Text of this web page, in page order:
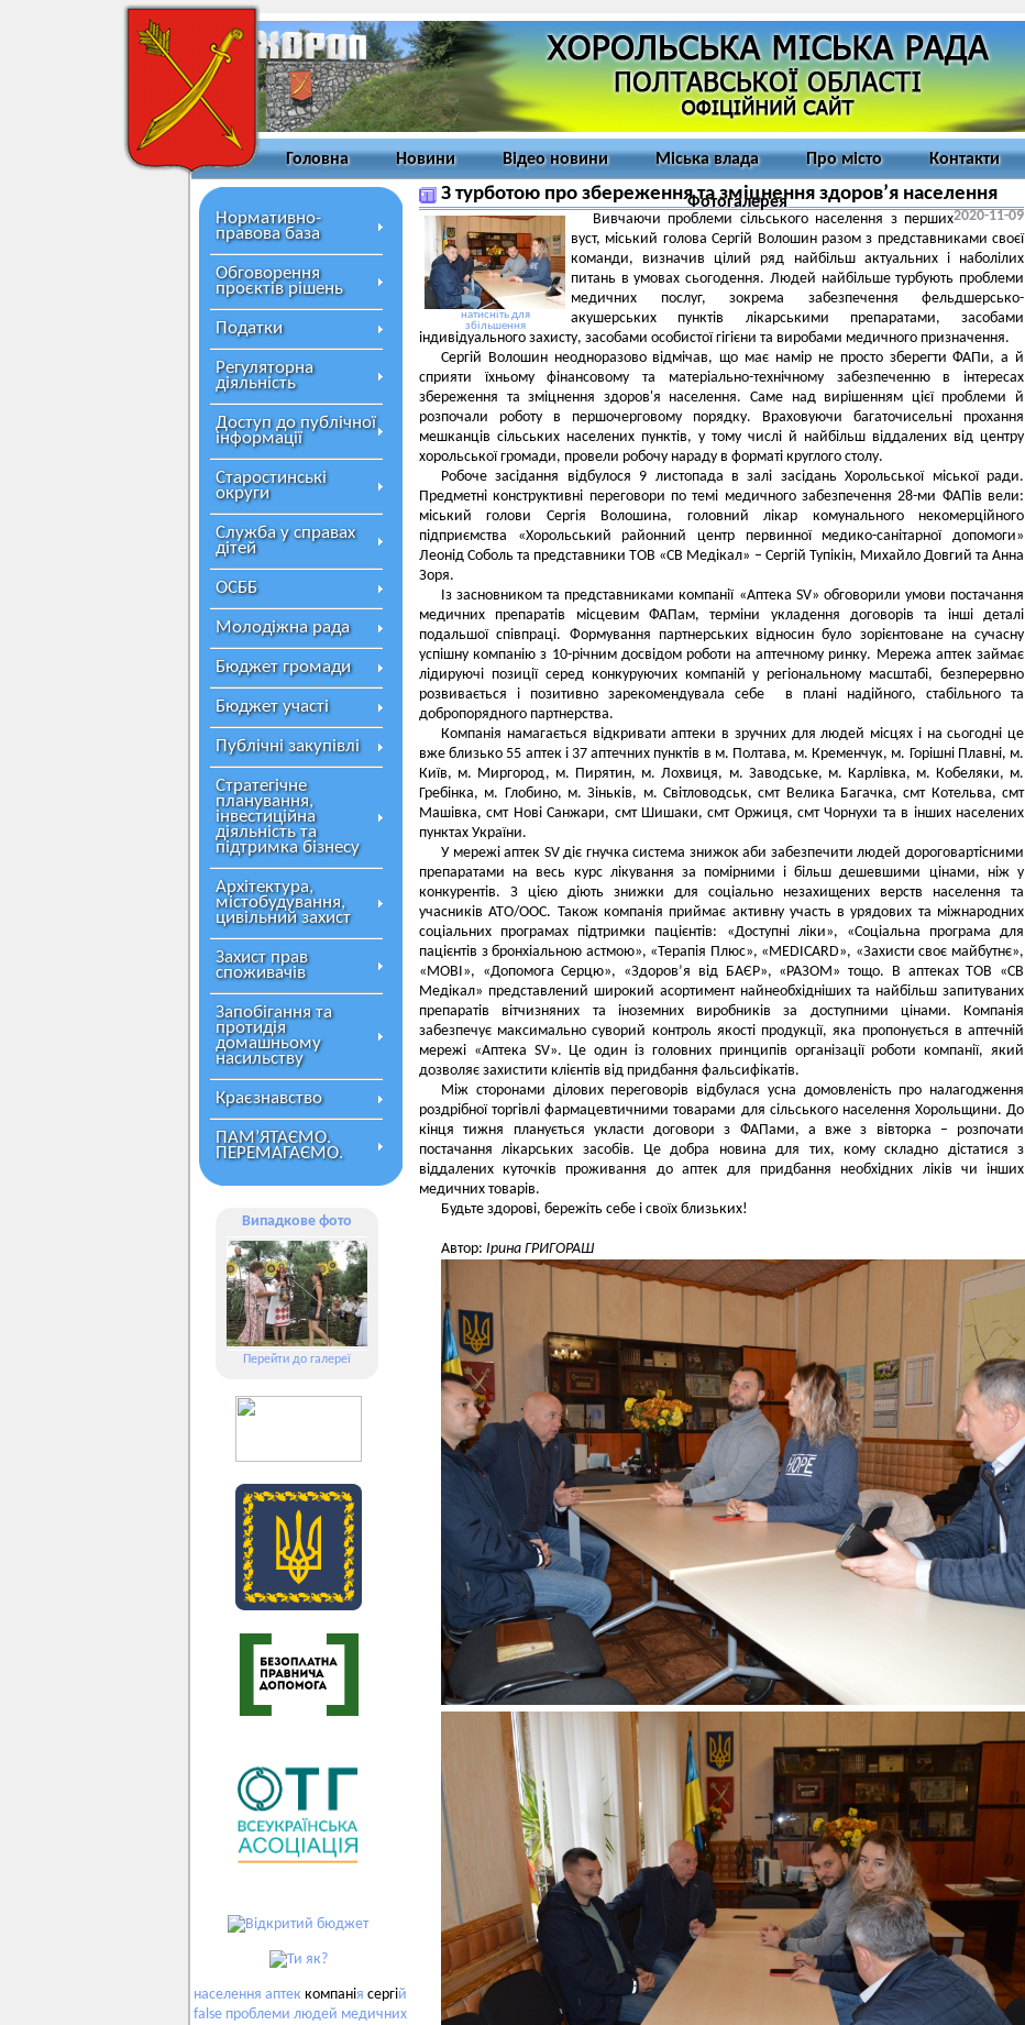
Головна Новини Відео новини Міська влада Про місто Контакти
Фотогалерея
Нормативно-
правова база
Обговорення
проєктів рішень
Податки
Регуляторна
діяльність
Доступ до публічної
інформації
Старостинські
округи
Служба у справах
дітей
ОСББ
Молодіжна рада
Бюджет громади
Бюджет участі
Публічні закупівлі
Стратегічне
планування,
інвестиційна
діяльність та
підтримка бізнесу
Архітектура,
містобудування,
цивільний захист
Захист прав
споживачів
Запобігання та
протидія
домашньому
насильству
Краєзнавство
ПАМ’ЯТАЄМО.
ПЕРЕМАГАЄМО.
Випадкове фото
Перейти до галереї
населення аптек компанія сергій
false проблеми людей медичних
З турботою про збереження та зміцнення здоров’я населення
2020-11-09
натисніть для
збільшення
Вивчаючи проблеми сільського населення з перших
вуст, міський голова Сергій Волошин разом з представниками своєї
команди, визначив цілий ряд найбільш актуальних і наболілих
питань в умовах сьогодення. Людей найбільше турбують проблеми
медичних послуг, зокрема забезпечення фельдшерсько-
акушерських пунктів лікарськими препаратами, засобами
індивідуального захисту, засобами особистої гігієни та виробами медичного призначення.
Сергій Волошин неодноразово відмічав, що має намір не просто зберегти ФАПи, а й
сприяти їхньому фінансовому та матеріально-технічному забезпеченню в інтересах
збереження та зміцнення здоров'я населення. Саме над вирішенням цієї проблеми й
розпочали роботу в першочерговому порядку. Враховуючи багаточисельні прохання
мешканців сільських населених пунктів, у тому числі й найбільш віддалених від центру
хорольської громади, провели робочу нараду в форматі круглого столу.
Робоче засідання відбулося 9 листопада в залі засідань Хорольської міської ради.
Предметні конструктивні переговори по темі медичного забезпечення 28-ми ФАПів вели:
міський голови Сергія Волошина, головний лікар комунального некомерційного
підприємства «Хорольський районний центр первинної медико-санітарної допомоги»
Леонід Соболь та представники ТОВ «СВ Медікал» ‒ Сергій Тупікін, Михайло Довгий та Анна
Зоря.
Із засновником та представниками компанії «Аптека SV» обговорили умови постачання
медичних препаратів місцевим ФАПам, терміни укладення договорів та інші деталі
подальшої співпраці. Формування партнерських відносин було зорієнтоване на сучасну
успішну компанію з 10-річним досвідом роботи на аптечному ринку. Мережа аптек займає
лідируючі позиції серед конкуруючих компаній у регіональному масштабі, безперервно
розвивається і позитивно зарекомендувала себе в плані надійного, стабільного та
добропорядного партнерства.
Компанія намагається відкривати аптеки в зручних для людей місцях і на сьогодні це
вже близько 55 аптек і 37 аптечних пунктів в м. Полтава, м. Кременчук, м. Горішні Плавні, м.
Київ, м. Миргород, м. Пирятин, м. Лохвиця, м. Заводське, м. Карлівка, м. Кобеляки, м.
Гребінка, м. Глобино, м. Зіньків, м. Світловодськ, смт Велика Багачка, смт Котельва, смт
Машівка, смт Нові Санжари, смт Шишаки, смт Оржиця, смт Чорнухи та в інших населених
пунктах України.
У мережі аптек SV діє гнучка система знижок аби забезпечити людей дороговартісними
препаратами на весь курс лікування за помірними і більш дешевшими цінами, ніж у
конкурентів. З цією діють знижки для соціально незахищених верств населення та
учасників АТО/ООС. Також компанія приймає активну участь в урядових та міжнародних
соціальних програмах підтримки пацієнтів: «Доступні ліки», «Соціальна програма для
пацієнтів з бронхіальною астмою», «Терапія Плюс», «MEDICARD», «Захисти своє майбутнє»,
«МОВІ», «Допомога Серцю», «Здоров’я від БАЄР», «РАЗОМ» тощо. В аптеках ТОВ «СВ
Медікал» представлений широкий асортимент найнеобхідніших та найбільш запитуваних
препаратів вітчизняних та іноземних виробників за доступними цінами. Компанія
забезпечує максимально суворий контроль якості продукції, яка пропонується в аптечній
мережі «Аптека SV». Це один із головних принципів організації роботи компанії, який
дозволяє захистити клієнтів від придбання фальсифікатів.
Між сторонами ділових переговорів відбулася усна домовленість про налагодження
роздрібної торгівлі фармацевтичними товарами для сільського населення Хорольщини. До
кінця тижня планується укласти договори з ФАПами, а вже з вівторка – розпочати
постачання лікарських засобів. Це добра новина для тих, кому складно дістатися з
віддалених куточків проживання до аптек для придбання необхідних ліків чи інших
медичних товарів.
Будьте здорові, бережіть себе і своїх близьких!
Автор: Ірина ГРИГОРАШ